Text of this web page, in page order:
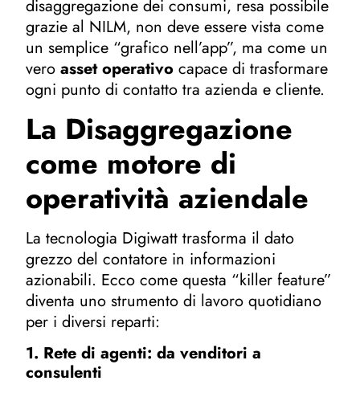
disaggregazione dei consumi, resa possibile
grazie al NILM, non deve essere vista come
un semplice “grafico nell’app”, ma come un
veroasset operativo capace di trasformare
ogni punto di contatto tra azienda e cliente.
La Disaggregazione
come motore di
operatività aziendale
La tecnologia Digiwatt trasforma il dato
grezzo del contatore in informazioni
azionabili. Ecco come questa “killer feature”
diventa uno strumento di lavoro quotidiano
per i diversi reparti:
1. Rete di agenti: da venditori a
consulenti